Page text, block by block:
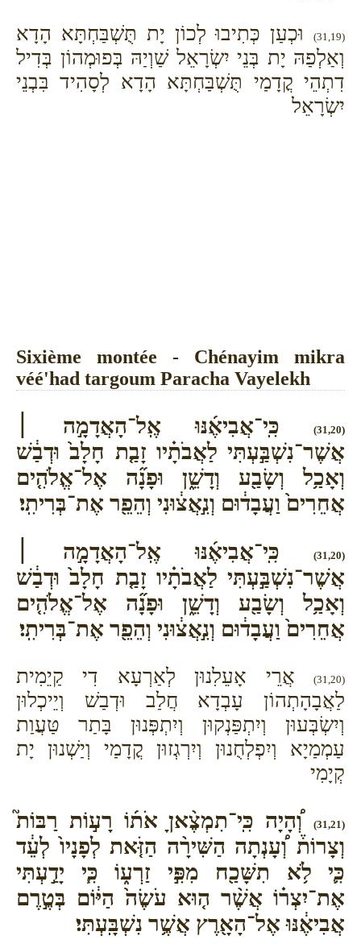
(31,19)
וּכְעַן כְּתִיבוּ לְכוֹן יָת תֻּשְׁבַּחְתָּא הָדָא
וְאַלְפַהּ יָת בְּנֵי יִשְׂרָאֵל שַׁוְיַהּ בְּפוּמְהוֹן בְּדִיל
דִתְהֵי קֳדָמַי תֻּשְׁבַּחְתָּא הָדָא לְסָהִיד בִּבְנֵי
יִשְׂרָאֵל
Sixième montée - Chénayim mikra
véé'had targoum Paracha Vayelekh
(31,20)
כִּֽי־אֲבִיאֶ֜נּוּ אֶֽל־הָאֲדָמָ֣ה ׀
אֲשֶׁר־נִשְׁבַּ֣עְתִּי לַאֲבֹתָ֗יו זָבַ֤ת חָלָב֙ וּדְבַ֔שׁ
וְאָכַ֥ל וְשָׂבַ֖ע וְדָשֵׁ֑ן וּפָנָ֞ה אֶל־אֱלֹהִ֤ים
אֲחֵרִים֙ וַעֲבָד֔וּם וְנִ֣אֲצ֔וּנִי וְהֵפֵ֖ר אֶת־בְּרִיתִֽי׃
(31,20)
כִּֽי־אֲבִיאֶ֜נּוּ אֶֽל־הָאֲדָמָ֣ה ׀
אֲשֶׁר־נִשְׁבַּ֣עְתִּי לַאֲבֹתָ֗יו זָבַ֤ת חָלָב֙ וּדְבַ֔שׁ
וְאָכַ֥ל וְשָׂבַ֖ע וְדָשֵׁ֑ן וּפָנָ֞ה אֶל־אֱלֹהִ֤ים
אֲחֵרִים֙ וַעֲבָד֔וּם וְנִ֣אֲצ֔וּנִי וְהֵפֵ֖ר אֶת־בְּרִיתִֽי׃
(31,20)
אֲרֵי אָעֵלִנוּן לְאַרְעָא דִי קַיֵמִית
לַאֲבָהָתְהוֹן עָבְדָא חֲלַב וּדְבַשׁ וְיֵיכְלוּן
וְיִשְׂבְּעוּן וְיִתְפַּנְקוּן וְיִתְפְּנוּן בָּתַר טַּעֲוַת
עַמְמַיָא וְיִפְלְחֻנוּן וְיִרְגְזוּן קֳדָמַי וְיַשְׁנוּן יָת
קְיָמִי
(31,21)
וְ֠הָיָה כִּֽי־תִמְצֶ֨אןָ אֹת֜וֹ רָע֣וֹת רַבּוֹת֮
וְצָרוֹת֒ וְ֠עָנְתָה הַשִּׁירָ֨ה הַזֹּ֤את לְפָנָיו֙ לְעֵ֔ד
כִּ֛י לֹ֥א תִשָּׁכַ֖ח מִפִּ֣י זַרְע֑וֹ כִּ֧י יָדַ֣עְתִּי
אֶת־יִצְר֗וֹ אֲשֶׁ֨ר ה֤וּא עֹשֶׂה֙ הַיּ֔וֹם בְּטֶ֣רֶם
אֲבִיאֶ֔נּוּ אֶל־הָאָ֖רֶץ אֲשֶׁ֥ר נִשְׁבָּֽעְתִּי׃